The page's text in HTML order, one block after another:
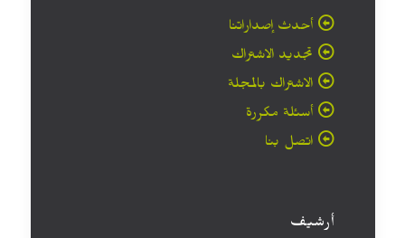
أحدث إصداراتنا
تجديد الاشتراك
الاشتراك بالمجلة
أسئلة مكررة
اتصل بنا
أرشيف